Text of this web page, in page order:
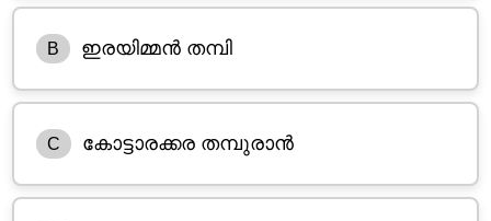
B ഇരയിമ്മൻ തമ്പി
C കോട്ടാരക്കര തമ്പുരാൻ